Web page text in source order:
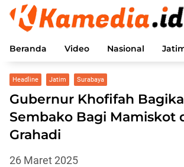
Langsung
konten
Beranda Video Nasional
Headline Jatim Surabaya
Gubernur Khofifah
Sembako Bagi Mamiskot
Grahadi
26 Maret 2025